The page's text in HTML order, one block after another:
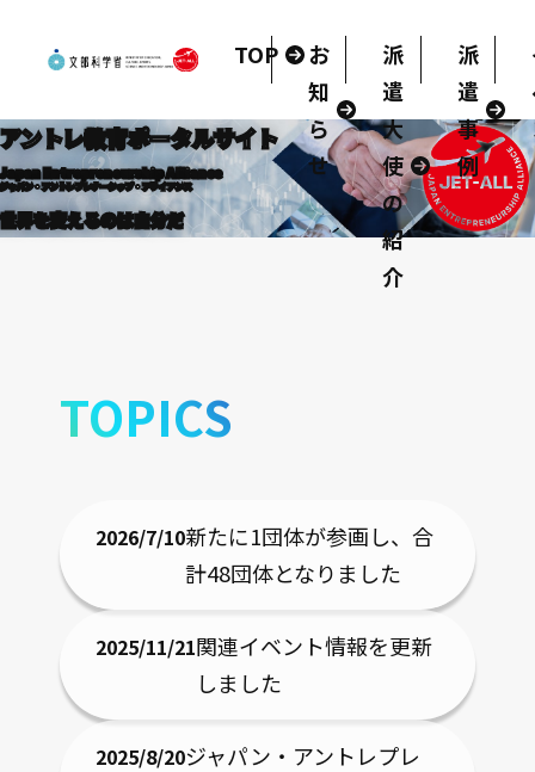
TOP
お
知
ら
せ
派
遣
大
使
の
紹
介
派
遣
事
例
アントレ教育ポータルサイト
JapanEntrepreneurshipAlliance
ジャパン・アントレプレナーシップ・アライアンス
世界を変えるのは自分だ
TOPICS
2026/7/10新たに1団体が参画し、合
計48団体となりました
2025/11/21関連イベント情報を更新
しました
2025/8/20ジャパン・アントレプレ